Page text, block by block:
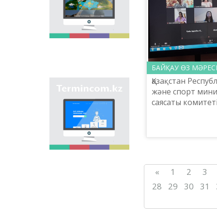
мақсаты - еліміздің
өңірлеріндегі көше,
елдімекен,
мекемелер мен түрлі
нысандарға берілген
ономастикалық
атауларды
біріздендіру.
"Termincom.kz" сайты
- қазақ
терминологиясын
жүйелеуге,
терминологиялық
қорды толықтыруға,
терминдерді және
атауларды қазақ
БАЙҚАУ ӨЗ
Қазақстан
және спорт
саясаты
« 1 2 3
28
29 30 31